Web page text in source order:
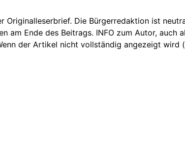
Originalleserbrief. Die Bürgerredaktion ist
am Ende des Beitrags. INFO zum Autor,
der Artikel nicht vollständig angezeigt wird